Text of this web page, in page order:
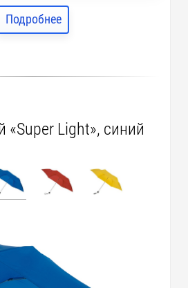
Подробнее
«Super Light», синий